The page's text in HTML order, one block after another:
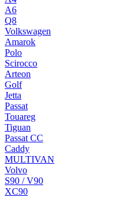
A6
Q8
Volkswagen
Amarok
Polo
Scirocco
Arteon
Golf
Jetta
Passat
Touareg
Tiguan
Passat CC
Caddy
MULTIVAN
Volvo
S90 / V90
XC90